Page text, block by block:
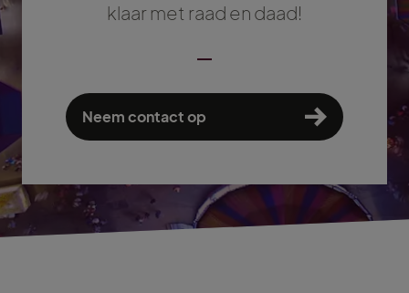
klaar met raad en daad!
Neem contact op